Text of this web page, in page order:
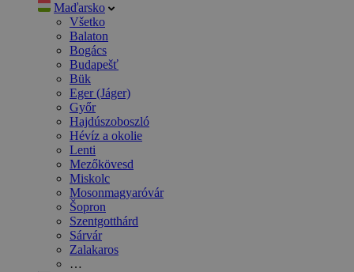
Maďarsko
Všetko
Balaton
Bogács
Budapešť
Bük
Eger (Jáger)
Győr
Hajdúszoboszló
Hévíz a okolie
Lenti
Mezőkövesd
Miskolc
Mosonmagyaróvár
Šopron
Szentgotthárd
Sárvár
Zalakaros
…